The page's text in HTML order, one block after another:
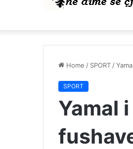
Home / SPORT /
SPORT
Yamal